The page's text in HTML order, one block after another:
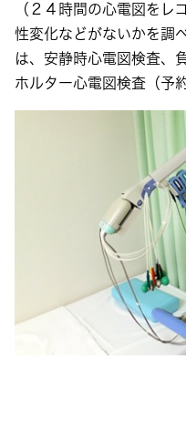
（２４時間の心電図をレ
性変化などがないかを調
は、安静時心電図検査、
ホルター心電図検査（予